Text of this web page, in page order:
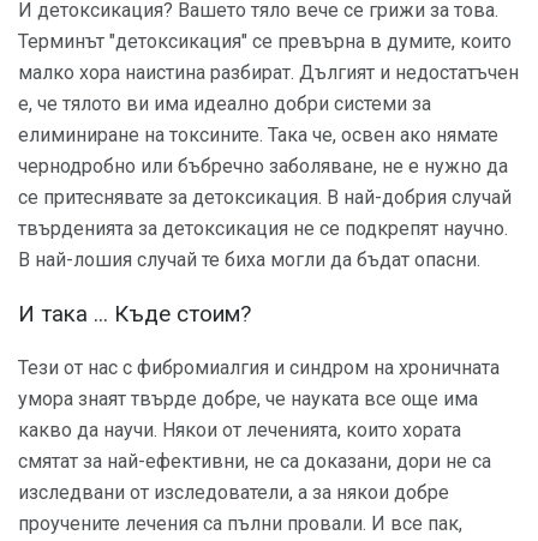
И детоксикация? Вашето тяло вече се грижи за това.
Терминът "детоксикация" се превърна в думите, които
малко хора наистина разбират. Дългият и недостатъчен
е, че тялото ви има идеално добри системи за
елиминиране на токсините. Така че, освен ако нямате
чернодробно или бъбречно заболяване, не е нужно да
се притеснявате за детоксикация. В най-добрия случай
твърденията за детоксикация не се подкрепят научно.
В най-лошия случай те биха могли да бъдат опасни.
И така ... Къде стоим?
Тези от нас с фибромиалгия и синдром на хроничната
умора знаят твърде добре, че науката все още има
какво да научи. Някои от леченията, които хората
смятат за най-ефективни, не са доказани, дори не са
изследвани от изследователи, а за някои добре
проучените лечения са пълни провали. И все пак,